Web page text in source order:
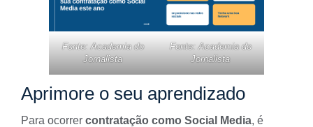
Fonte: Academia do
Jornalista
Fonte: Academia do
Jornalista
Aprimore o seu aprendizado
Para ocorrer contratação como Social Media, é